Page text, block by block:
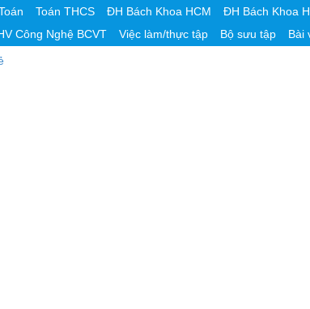
Toán THCS ĐH Bách Khoa HCM ĐH Bách Khoa
Công Nghệ BCVT Việc làm/thực tập Bộ sưu tập Bài